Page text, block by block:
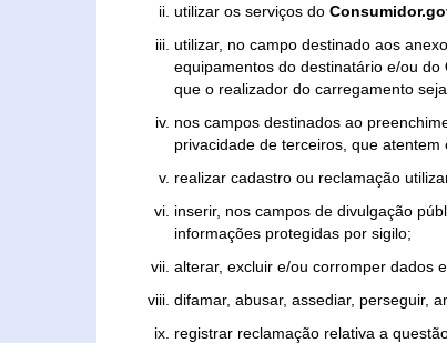
utilizar os serviços do
utilizar, no campo destinado aos
equipamentos do destinatário e/ou do
que o realizador do carregamento
nos campos destinados ao
privacidade de terceiros, que
realizar cadastro ou reclamação
inserir, nos campos de divulgação
informações protegidas por sigilo;
alterar, excluir e/ou corromper dados
difamar, abusar, assediar, perseguir,
registrar reclamação relativa a